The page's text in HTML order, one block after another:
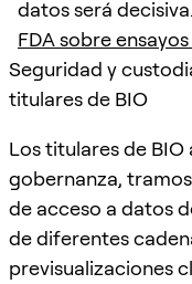
datos será
FDA sobre
Seguridad y
titulares de BIO
Los titulares de
gobernanza,
de acceso a datos
de diferentes
previsualizaciones